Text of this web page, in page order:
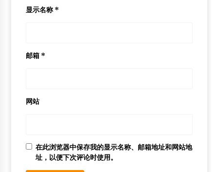
显示名称 *
邮箱 *
网站
在此浏览器中保存我的显示名称、邮箱地址和网站地
址，以便下次评论时使用。